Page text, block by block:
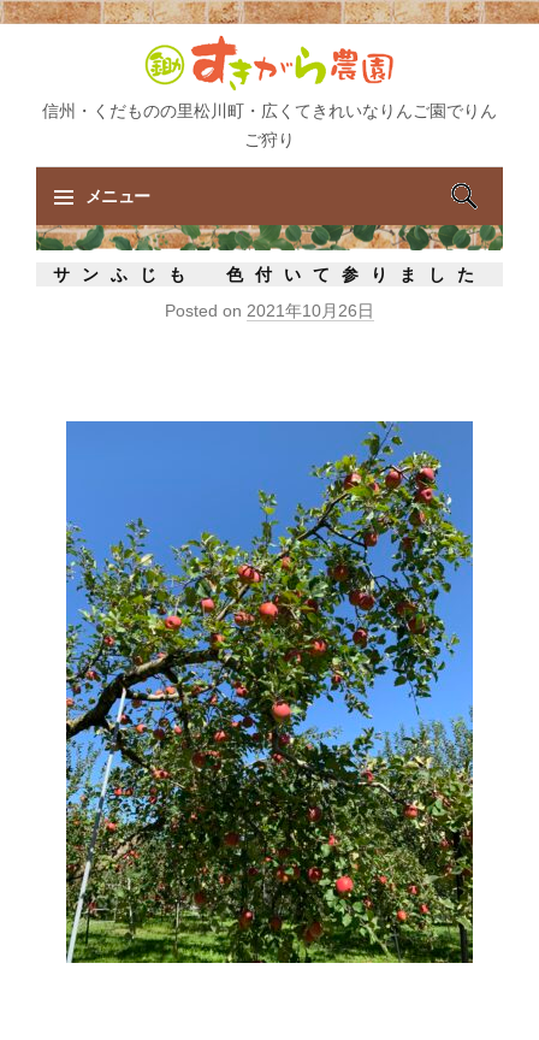
信州・くだものの里松川町・広くてきれいなりんご園でりん
ご狩り
メニュー
コ
ン
ス
検
索:
サンふじも 色付いて参りました
Posted on 2021年10月26日